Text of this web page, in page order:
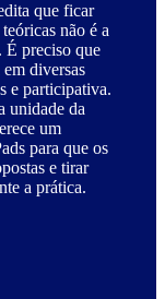
que ficar
não é a
. É preciso que
diversas
e participativa.
unidade da
um
para que os
e tirar
a prática.